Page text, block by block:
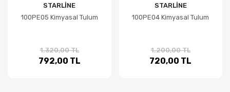
STARLİNE
100PE05 Kimyasal Tulum
1.320,00 TL
792,00 TL
STARLİNE
100PE04 Kimyasal Tulum
1.200,00 TL
720,00 TL